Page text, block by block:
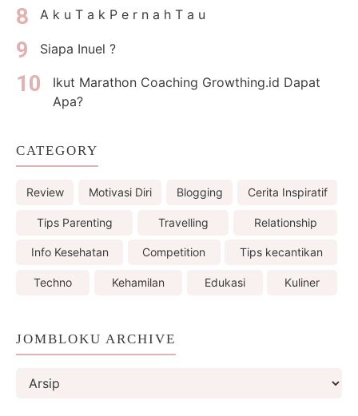
A k u T a k P e r n a h T a u
Siapa Inuel ?
Ikut Marathon Coaching Growthing.id Dapat
Apa?
CATEGORY
Review Motivasi Diri Blogging Cerita Inspiratif
Tips Parenting Travelling Relationship
Info Kesehatan Competition Tips kecantikan
Techno Kehamilan Edukasi Kuliner
JOMBLOKU ARCHIVE